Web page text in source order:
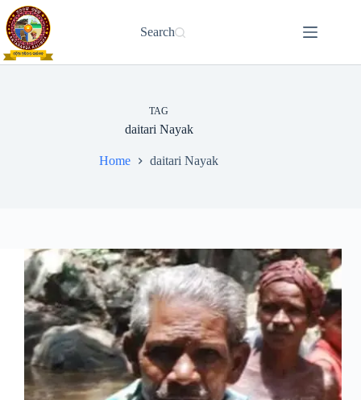
Skip
to
content
Search
TAG
daitari Nayak
Home daitari Nayak